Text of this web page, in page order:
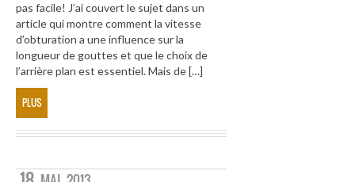
pas facile! J’ai couvert le sujet dans un
article qui montre comment la vitesse
d’obturation a une influence sur la
longueur de gouttes et que le choix de
l’arrière plan est essentiel. Mais de […]
PLUS